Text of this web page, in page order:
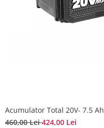
Acumulator Total 20V- 7.5 Ah
460,00 Lei424,00 Lei